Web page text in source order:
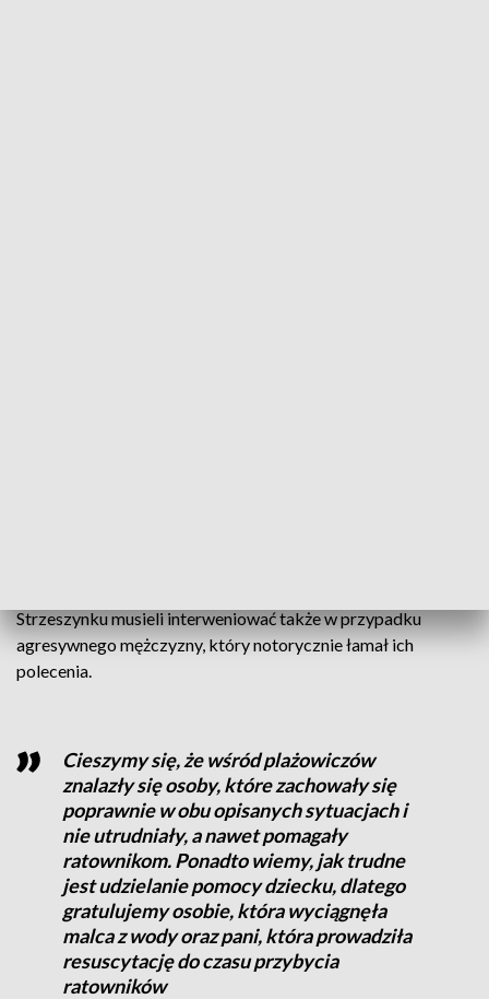
Strzeszynku musieli interweniować także w przypadku
agresywnego mężczyzny, który notorycznie łamał ich
polecenia.
Cieszymy się, że wśród plażowiczów
znalazły się osoby, które zachowały się
poprawnie w obu opisanych sytuacjach i
nie utrudniały, a nawet pomagały
ratownikom. Ponadto wiemy, jak trudne
jest udzielanie pomocy dziecku, dlatego
gratulujemy osobie, która wyciągnęła
malca z wody oraz pani, która prowadziła
resuscytację do czasu przybycia
ratowników